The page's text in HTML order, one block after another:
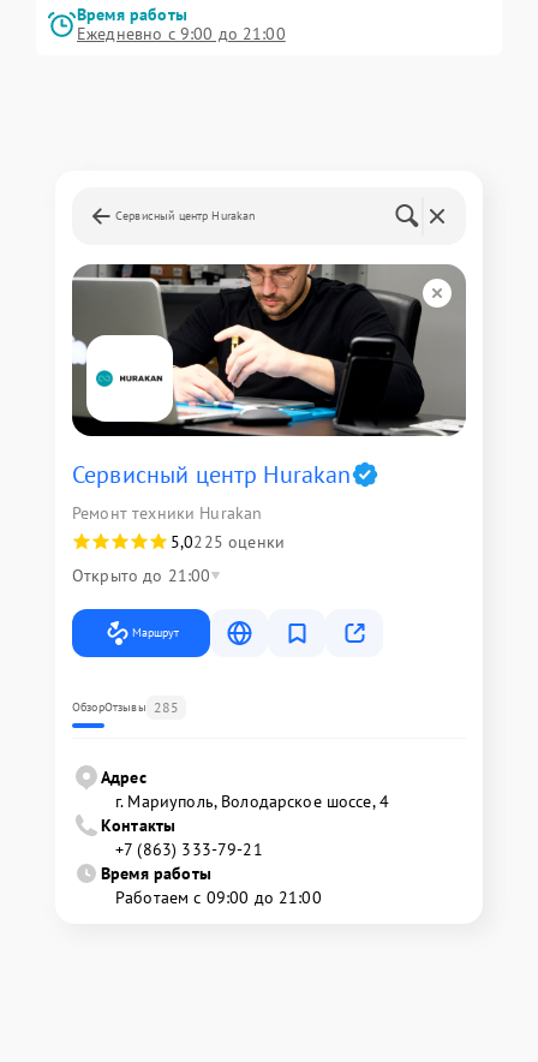
Время работы
Ежедневно с 9:00 до 21:00
Сервисный центр Hurakan
Сервисный центр Hurakan
Ремонт техники Hurakan
5,0225 оценки
Открыто до 21:00
Маршрут
ОбзорОтзывы 285
Адрес
г. Мариуполь, Володарское шоссе, 4
Контакты
+7 (863) 333-79-21
Время работы
Работаем с 09:00 до 21:00